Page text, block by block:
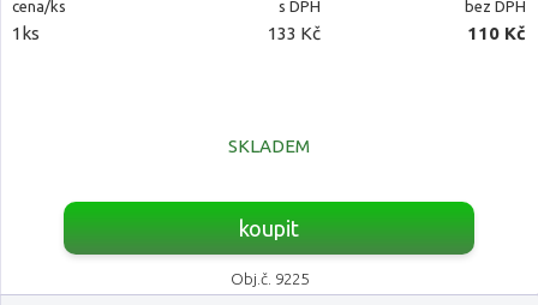
cena/ks s DPH bez DPH
1ks 133 Kč 110 Kč
SKLADEM
koupit
Obj.č. 9225